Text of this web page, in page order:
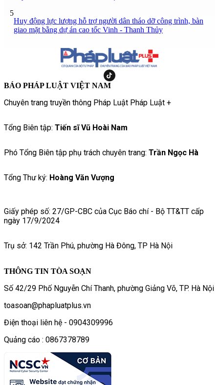
5
Huy động lực lượng hỗ trợ người dân tháo dỡ công trình, bàn
giao mặt bằng dự án cao tốc Vinh - Thanh Thủy
BÁO PHÁP LUẬT VIỆT NAM
Chuyên trang truyền thông Pháp Luật Pháp Luật +
Tổng Biên tập: Tiến sĩ Vũ Hoài Nam
Phó Tổng Biên tập phụ trách chuyên trang: Trần Ngọc Hà
Tổng Thư ký: Hoàng Văn Vượng
Giấy phép số: 27/GP-CBC của Cục Báo chí - Bộ TT&TT cấp
ngày 17/9/2024
Trụ sở: 142 Trần Phú, phường Hà Đông, TP Hà Nội
THÔNG TIN TÒA SOẠN
Số 42/29 Phố Nguyễn Chí Thanh, phường Giảng Võ, TP. Hà Nội
toasoan@phapluatplus.vn
Điện thoại liên hệ - 0904309996
Quảng cáo : 0867378789